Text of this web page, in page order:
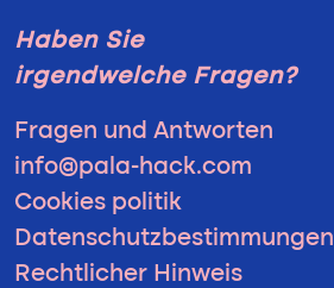
Haben Sie
irgendwelche Fragen?
Fragen und Antworten
info@pala-hack.com
Cookies politik
Datenschutzbestimmungen
Rechtlicher Hinweis